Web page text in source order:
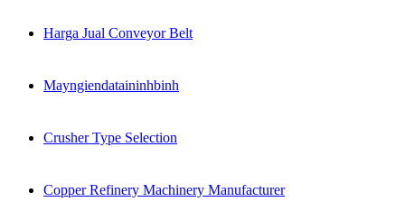
Harga Jual Conveyor Belt
Mayngiendataininhbinh
Crusher Type Selection
Copper Refinery Machinery Manufacturer